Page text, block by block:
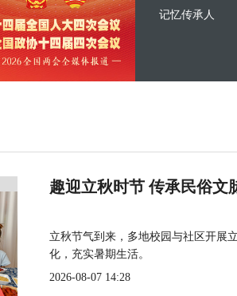
记忆传承人
趣迎立秋时节 传承民俗文
立秋节气到来，多地校园与社区开展
化，充实暑期生活。
2026-08-07 14:28